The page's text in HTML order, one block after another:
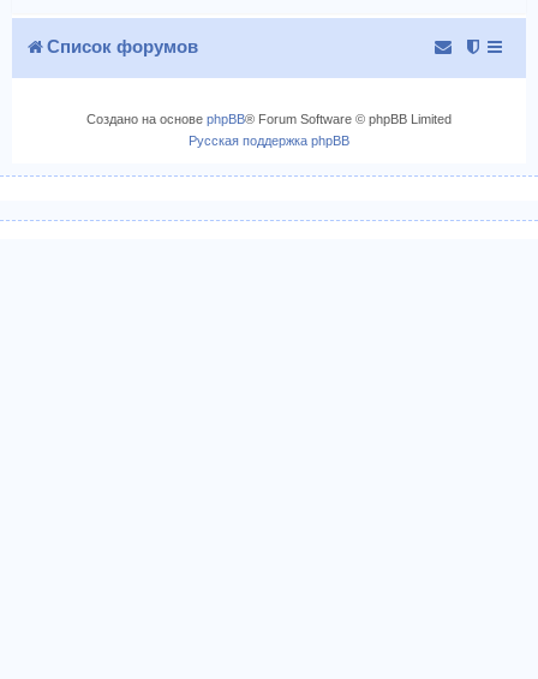
Список форумов
Создано на основе phpBB® Forum Software © phpBB Limited
Русская поддержка phpBB